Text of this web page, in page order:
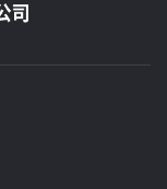
炉的创新技
气氛控制技